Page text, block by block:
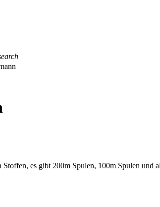
es gibt 200m Spulen, 100m Spulen